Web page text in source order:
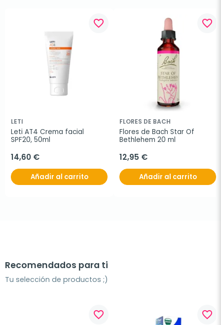
favorite_border
LETI
Leti AT4 Crema facial
SPF20, 50ml
14,60 €
Añadir al carrito
favorite_border
FLORES DE BACH
Flores de Bach Star Of
Bethlehem 20 ml
12,95 €
Añadir al carrito
Recomendados para ti
Tu selección de productos ;)
favorite_border favorite_border